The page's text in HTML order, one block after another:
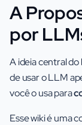
A
por
A ideia central do
de usar o LLM
você o usa para
Esse wiki é uma